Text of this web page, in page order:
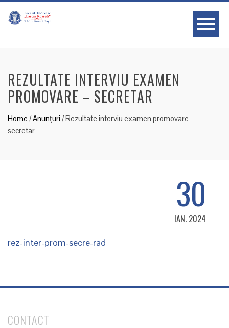
REZULTATE INTERVIU EXAMEN
PROMOVARE – SECRETAR
Home /Anunțuri /Rezultate interviu examen promovare –
secretar
30
IAN. 2024
rez-inter-prom-secre-rad
CONTACT